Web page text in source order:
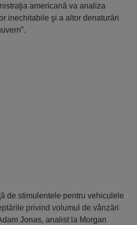
americană va analiza
inechitabile şi a altor denaturări
de stimulentele pentru vehiculele
privind volumul de vânzări
Jonas, analist la Morgan